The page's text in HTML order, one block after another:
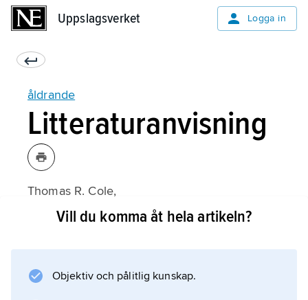
Uppslagsverket Logga in
åldrande
Litteraturanvisning
Thomas R. Cole,
The Journey of Life: A Cultural History of
Vill du komma åt hela artikeln?
Objektiv och pålitlig kunskap.